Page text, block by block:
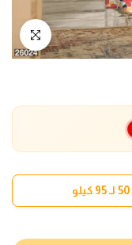
انقر للتكبير